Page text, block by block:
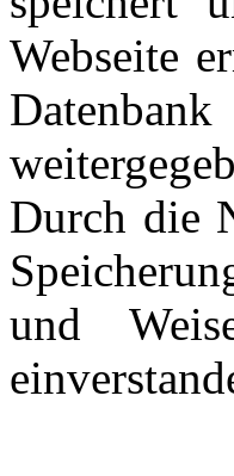
Webseite
Durch die
und